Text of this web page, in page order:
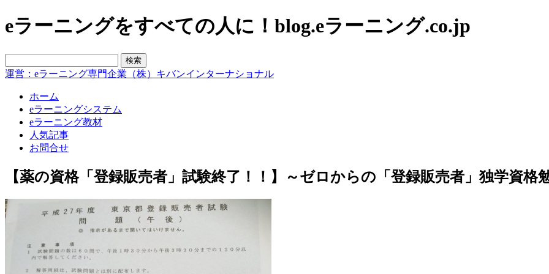
eラーニングをすべての人に！blog.eラーニング.co.jp
運営：eラーニング専門企業（株）キバンインターナショナル
ホーム
eラーニングシステム
eラーニング教材
人気記事
お問合せ
【薬の資格「登録販売者」試験終了！！】～ゼロからの「登録販売者」独学資格